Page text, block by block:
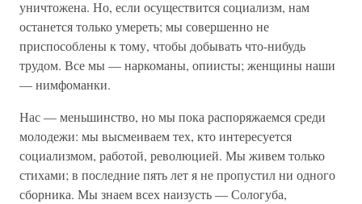
уничтожена. Но, если осуществится социализм, нам
останется только умереть; мы совершенно не
приспособлены к тому, чтобы добывать что-нибудь
трудом. Все мы — наркоманы, опиисты; женщины наши
— нимфоманки.
Нас — меньшинство, но мы пока распоряжаемся среди
молодежи: мы высмеиваем тех, кто интересуется
социализмом, работой, революцией. Мы живем только
стихами; в последние пять лет я не пропустил ни одного
сборника. Мы знаем всех наизусть — Сологуба,